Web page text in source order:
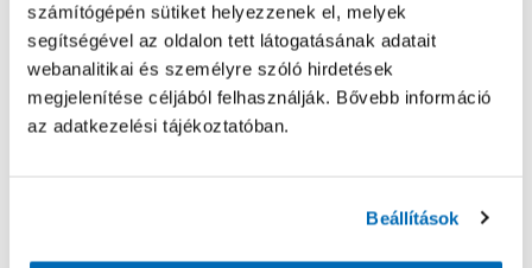
számítógépén sütiket helyezzenek el, melyek
segítségével az oldalon tett látogatásának adatait
webanalitikai és személyre szóló hirdetések
megjelenítése céljából felhasználják. Bővebb információ
az adatkezelési tájékoztatóban.
Beállítások